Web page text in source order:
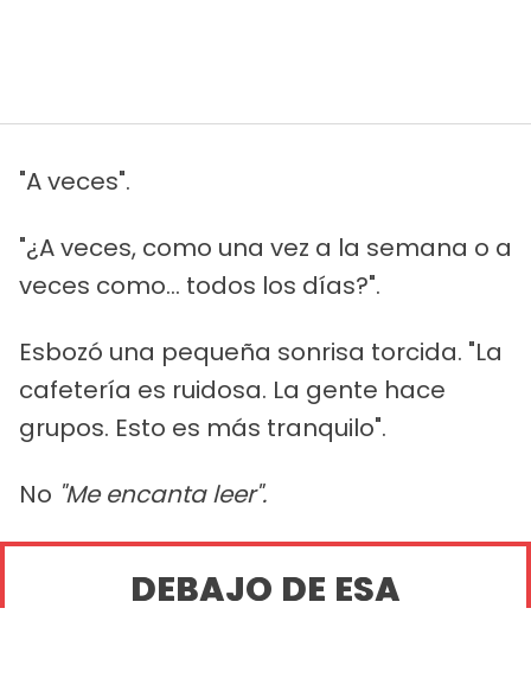
"A veces".
"¿A veces, como una vez a la semana o a
veces como... todos los días?".
Esbozó una pequeña sonrisa torcida. "La
cafetería es ruidosa. La gente hace
grupos. Esto es más tranquilo".
No "Me encanta leer".
DEBAJO DE ESA